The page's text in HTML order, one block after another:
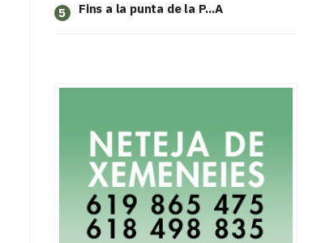
5 Fins a la punta de la P...A